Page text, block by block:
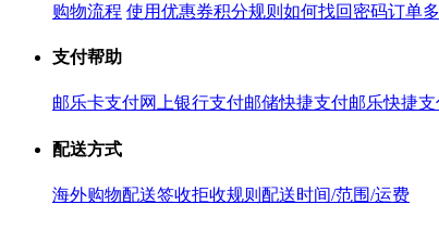
购物流程 使用优惠券积分规则 如何找回密码订单
支付帮助
邮乐卡支付网上银行支付邮储快捷支付邮乐快捷
配送方式
海外购物配送签收拒收规则 配送时间/范围/运费